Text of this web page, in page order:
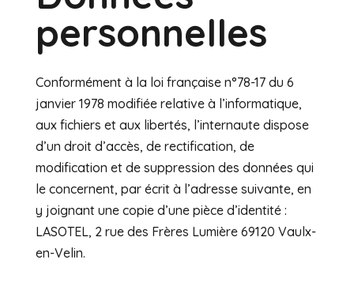
personnelles
Conformément à la loi française n°78-17 du 6
janvier 1978 modifiée relative à l’informatique,
aux fichiers et aux libertés, l’internaute dispose
d’un droit d’accès, de rectification, de
modification et de suppression des données qui
le concernent, par écrit à l’adresse suivante, en
y joignant une copie d’une pièce d’identité :
LASOTEL, 2 rue des Frères Lumière 69120 Vaulx-
en-Velin.